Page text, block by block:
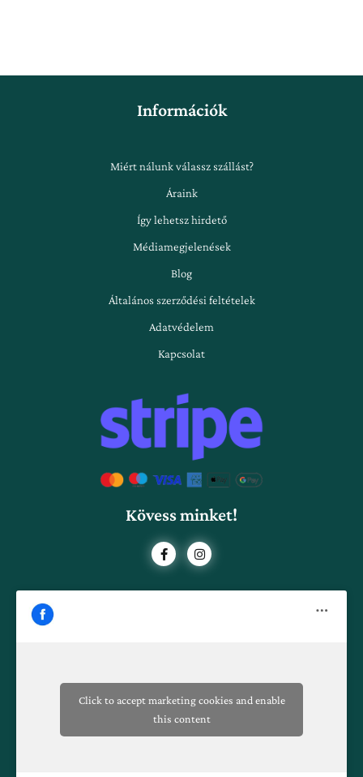
Információk
Miért nálunk válassz szállást?
Áraink
Így lehetsz hirdető
Médiamegjelenések
Blog
Általános szerződési feltételek
Adatvédelem
Kapcsolat
Kövess minket!
F
a
c
I
n
s
Click to accept marketing cookies and enable
this content